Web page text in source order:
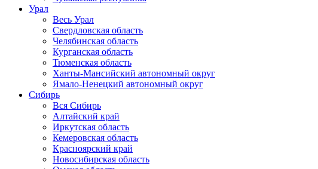
Урал
Весь Урал
Свердловская область
Челябинская область
Курганская область
Тюменская область
Ханты-Мансийский автономный округ
Ямало-Ненецкий автономный округ
Сибирь
Вся Сибирь
Алтайский край
Иркутская область
Кемеровская область
Красноярский край
Новосибирская область